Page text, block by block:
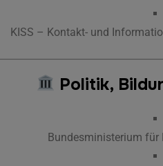
KISS – Kontakt- und
Politik,
Bundesministerium für